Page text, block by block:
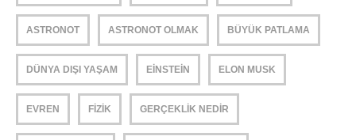
ASTRONOT ASTRONOT OLMAK BÜYÜK PATLAMA
DÜNYA DIŞI YAŞAM EINSTEIN ELON MUSK
EVREN FIZIK GERÇEKLIK NEDIR